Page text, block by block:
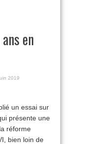
en
2019
un essai sur
présente une
réforme
bien loin de